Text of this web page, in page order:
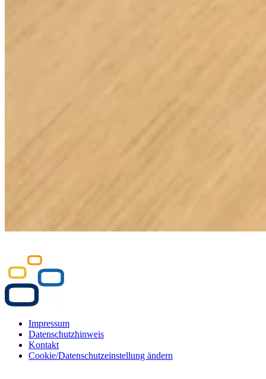
Impressum
Datenschutzhinweis
Kontakt
Cookie/Datenschutzeinstellung ändern